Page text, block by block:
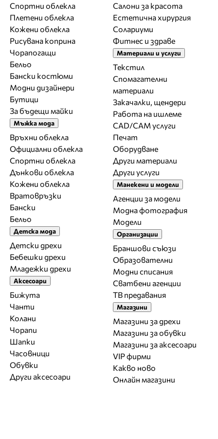
Спортни облекла
Плетени облекла
Кожени облекла
Рисувана коприна
Чорапогащи
Бельо
Бански костюми
Модни дизайнери
Бутици
За бъдещи майки
Мъжка мода
Връхни облекла
Официални облекла
Спортни облекла
Дънкови облекла
Кожени облекла
Вратовръзки
Бански
Бельо
Детска мода
Детски дрехи
Бебешки дрехи
Младежки дрехи
Аксесоари
Бижута
Чанти
Колани
Чорапи
Шапки
Часовници
Обувки
Други аксесоари
Салони за красота
Естетична хирургия
Солариуми
Фитнес и здраве
Материали и услуги
Текстил
Спомагателни
материали
Закачалки, щендери
Работа на ишлеме
CAD/CAM услуги
Печат
Оборудване
Други материали
Други услуги
Манекени и модели
Агенции за модели
Модна фотография
Модели
Организации
Браншови съюзи
Образователни
Модни списания
Сватбени агенции
ТВ предавания
Магазини
Магазини за дрехи
Магазини за обувки
Магазини за aксесоари
VIP фирми
Какво ново
Онлайн магазини